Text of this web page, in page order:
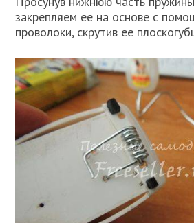
закрепляем ее на основе с
проволоки, скрутив ее